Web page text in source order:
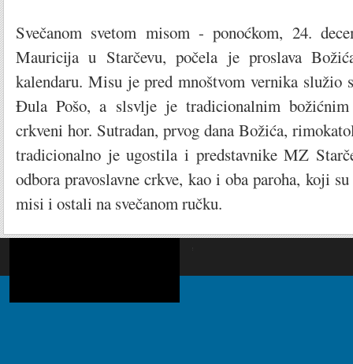
Svečanom svetom misom - ponoćkom, 24.
Mauricija u Starčevu, počela je proslava
kalendaru. Misu je pred mnoštvom vernika služio
Đula Pošo, a slsvlje je tradicionalnim
crkveni hor. Sutradan, prvog dana Božića,
tradicionalno je ugostila i predstavnike MZ
odbora pravoslavne crkve, kao i oba paroha, koji
misi i ostali na svečanom ručku.